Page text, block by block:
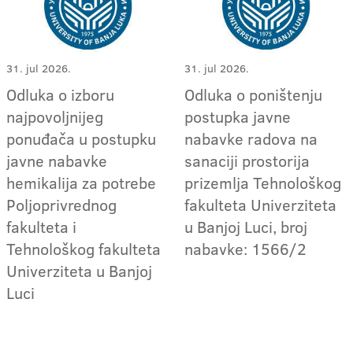
31. jul 2026.
Odluka o izboru
najpovoljnijeg
ponuđača u postupku
javne nabavke
hemikalija za potrebe
Poljoprivrednog
fakulteta i
Tehnološkog fakulteta
Univerziteta u Banjoj
Luci
31. jul 2026.
Odluka o poništenju
postupka javne
nabavke radova na
sanaciji prostorija
prizemlja Tehnološkog
fakulteta Univerziteta
u Banjoj Luci, broj
nabavke: 1566/2